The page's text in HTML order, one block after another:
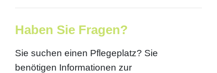
Haben Sie Fragen?
Sie suchen einen Pflegeplatz? Sie
benötigen Informationen zur